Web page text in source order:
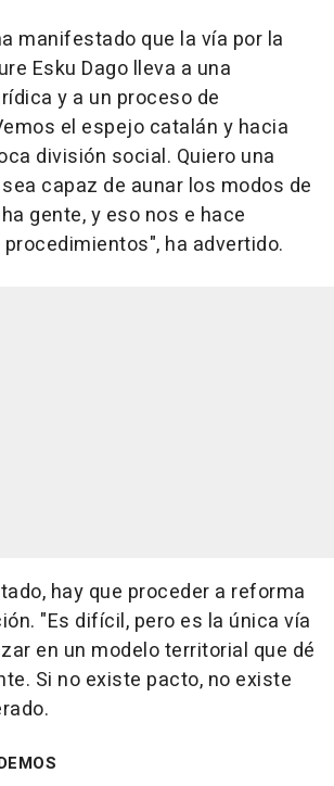
manifestado que la vía por la
Esku Dago lleva a una
y a un proceso de
el espejo catalán y hacia
división social. Quiero una
capaz de aunar los modos de
gente, y eso nos e hace
ha advertido.
hay que proceder a reforma
"Es difícil, pero es la única vía
en un modelo territorial que dé
Si no existe pacto, no existe